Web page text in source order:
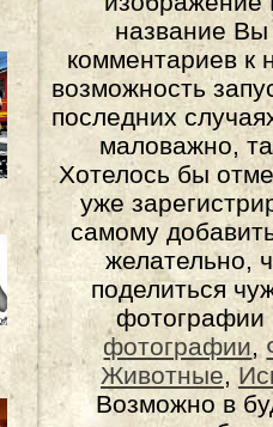
название
комментариев к
возможность
последних
маловажно,
Хотелось бы
уже
самому
желательно,
поделиться
фотографии
фотографии,
Животные,
Возможно в